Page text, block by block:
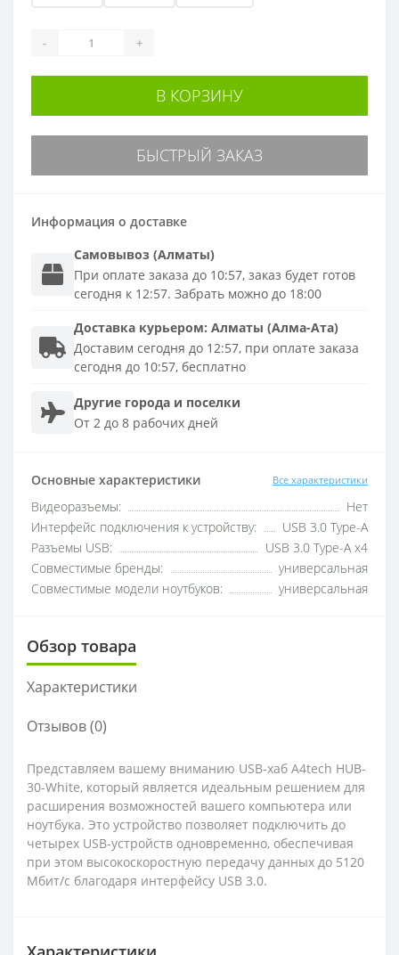
- +
В КОРЗИНУ
БЫСТРЫЙ ЗАКАЗ
Информация о доставке
Самовывоз (Алматы)
При оплате заказа до 10:57, заказ будет готов
сегодня к 12:57. Забрать можно до 18:00
Доставка курьером: Алматы (Алма-Ата)
Доставим сегодня до 12:57, при оплате заказа
сегодня до 10:57, бесплатно
Другие города и поселки
От 2 до 8 рабочих дней
Основные характеристики Все характеристики
Видеоразъемы:
Нет
Интерфейс подключения к устройству:
USB 3.0 Type-A
Разъемы USB:
USB 3.0 Type-A x4
Совместимые бренды:
универсальная
Совместимые модели ноутбуков:
универсальная
Обзор товара
Характеристики
Отзывов (0)
Представляем вашему вниманию USB-хаб A4tech HUB-
30-White, который является идеальным решением для
расширения возможностей вашего компьютера или
ноутбука. Это устройство позволяет подключить до
четырех USB-устройств одновременно, обеспечивая
при этом высокоскоростную передачу данных до 5120
Мбит/с благодаря интерфейсу USB 3.0.